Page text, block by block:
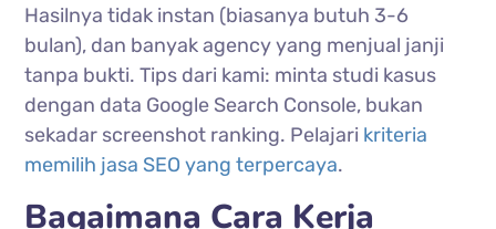
Hasilnya tidak instan (biasanya butuh 3-6
bulan), dan banyak agency yang menjual janji
tanpa bukti. Tips dari kami: minta studi kasus
dengan data Google Search Console, bukan
sekadar screenshot ranking. Pelajari kriteria
memilih jasa SEO yang terpercaya.
Bagaimana Cara Kerja